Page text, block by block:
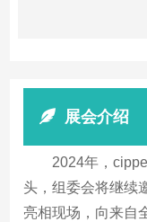
展会介绍
2024年，
头，组委会将继续
亮相现场，向来自